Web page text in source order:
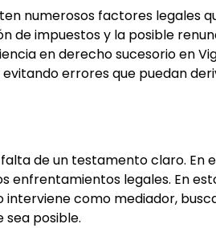
numerosos factores legales
de impuestos y la posible
en derecho sucesorio en
errores que puedan
de un testamento claro. En
enfrentamientos legales. En
interviene como mediador,
sea posible.